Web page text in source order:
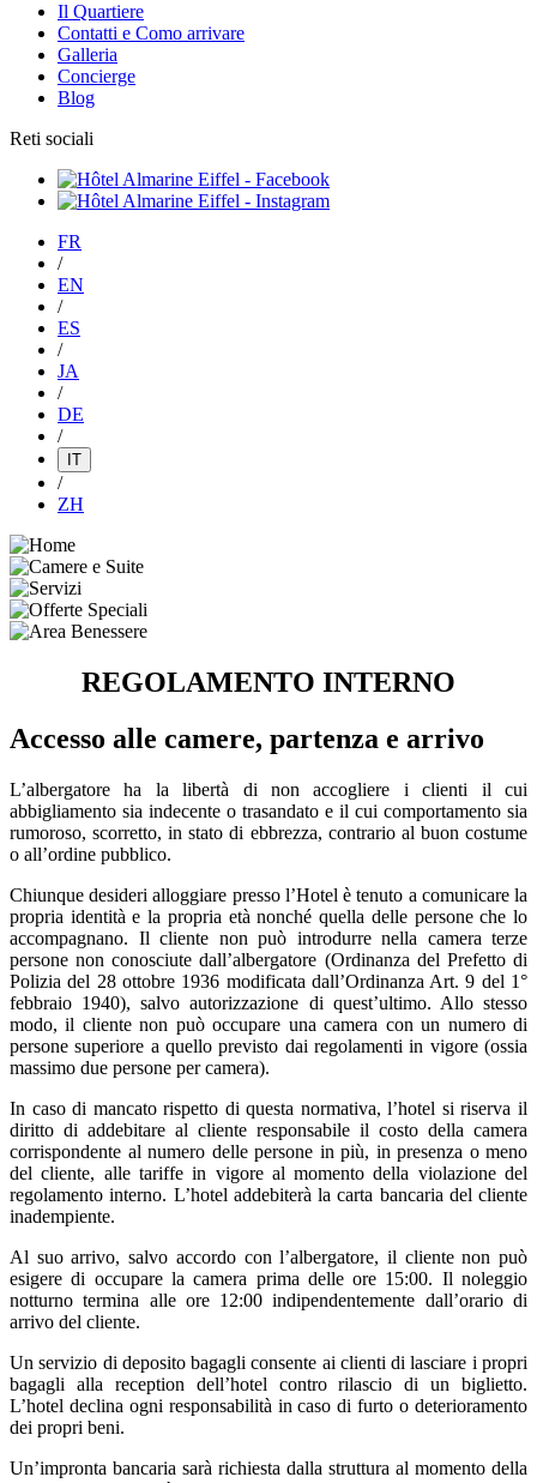
Il Quartiere
Contatti e Como arrivare
Galleria
Concierge
Blog
Reti sociali
FR
/
EN
/
ES
/
JA
/
DE
/
IT
/
ZH
REGOLAMENTO INTERNO
Accesso alle camere, partenza e arrivo
L’albergatore ha la libertà di non accogliere i clienti il cui
abbigliamento sia indecente o trasandato e il cui comportamento sia
rumoroso, scorretto, in stato di ebbrezza, contrario al buon costume
o all’ordine pubblico.
Chiunque desideri alloggiare presso l’Hotel è tenuto a comunicare la
propria identità e la propria età nonché quella delle persone che lo
accompagnano. Il cliente non può introdurre nella camera terze
persone non conosciute dall’albergatore (Ordinanza del Prefetto di
Polizia del 28 ottobre 1936 modificata dall’Ordinanza Art. 9 del 1°
febbraio 1940), salvo autorizzazione di quest’ultimo. Allo stesso
modo, il cliente non può occupare una camera con un numero di
persone superiore a quello previsto dai regolamenti in vigore (ossia
massimo due persone per camera).
In caso di mancato rispetto di questa normativa, l’hotel si riserva il
diritto di addebitare al cliente responsabile il costo della camera
corrispondente al numero delle persone in più, in presenza o meno
del cliente, alle tariffe in vigore al momento della violazione del
regolamento interno. L’hotel addebiterà la carta bancaria del cliente
inadempiente.
Al suo arrivo, salvo accordo con l’albergatore, il cliente non può
esigere di occupare la camera prima delle ore 15:00. Il noleggio
notturno termina alle ore 12:00 indipendentemente dall’orario di
arrivo del cliente.
Un servizio di deposito bagagli consente ai clienti di lasciare i propri
bagagli alla reception dell’hotel contro rilascio di un biglietto.
L’hotel declina ogni responsabilità in caso di furto o deterioramento
dei propri beni.
Un’impronta bancaria sarà richiesta dalla struttura al momento della